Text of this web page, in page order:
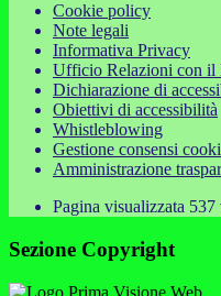
Cookie policy
Note legali
Informativa Privacy
Ufficio Relazioni con il
Dichiarazione di
Obiettivi di accessibilità
Whistleblowing
Gestione consensi
Amministrazione
Pagina visualizzata 537
Sezione Copyright